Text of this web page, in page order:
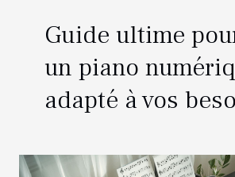
Guide ultime
un piano
adapté à vos